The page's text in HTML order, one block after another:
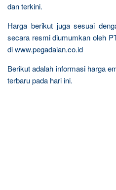
dan terkini.
Harga berikut juga sesuai
secara resmi diumumkan oleh
di www.pegadaian.co.id
Berikut adalah informasi harga
terbaru pada hari ini.